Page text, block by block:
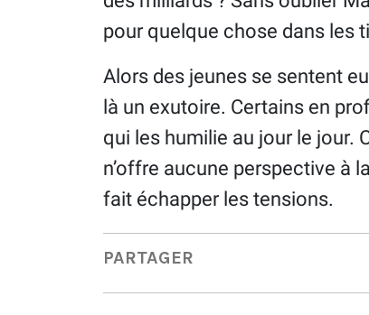
pour quelque chose dans les
Alors des jeunes se sentent
là un exutoire. Certains en
qui les humilie au jour le jour.
n’offre aucune perspective à
fait échapper les tensions.
PARTAGER